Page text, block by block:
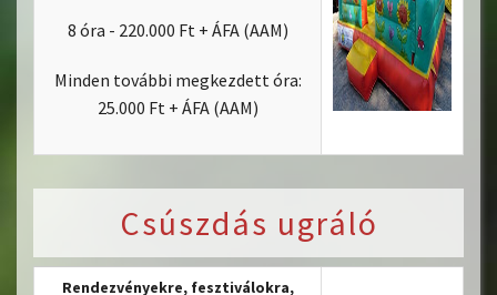
8 óra - 220.000 Ft + ÁFA (AAM)
Minden további megkezdett óra:
25.000 Ft + ÁFA (AAM)
Csúszdás ugráló
Rendezvényekre, fesztiválokra,